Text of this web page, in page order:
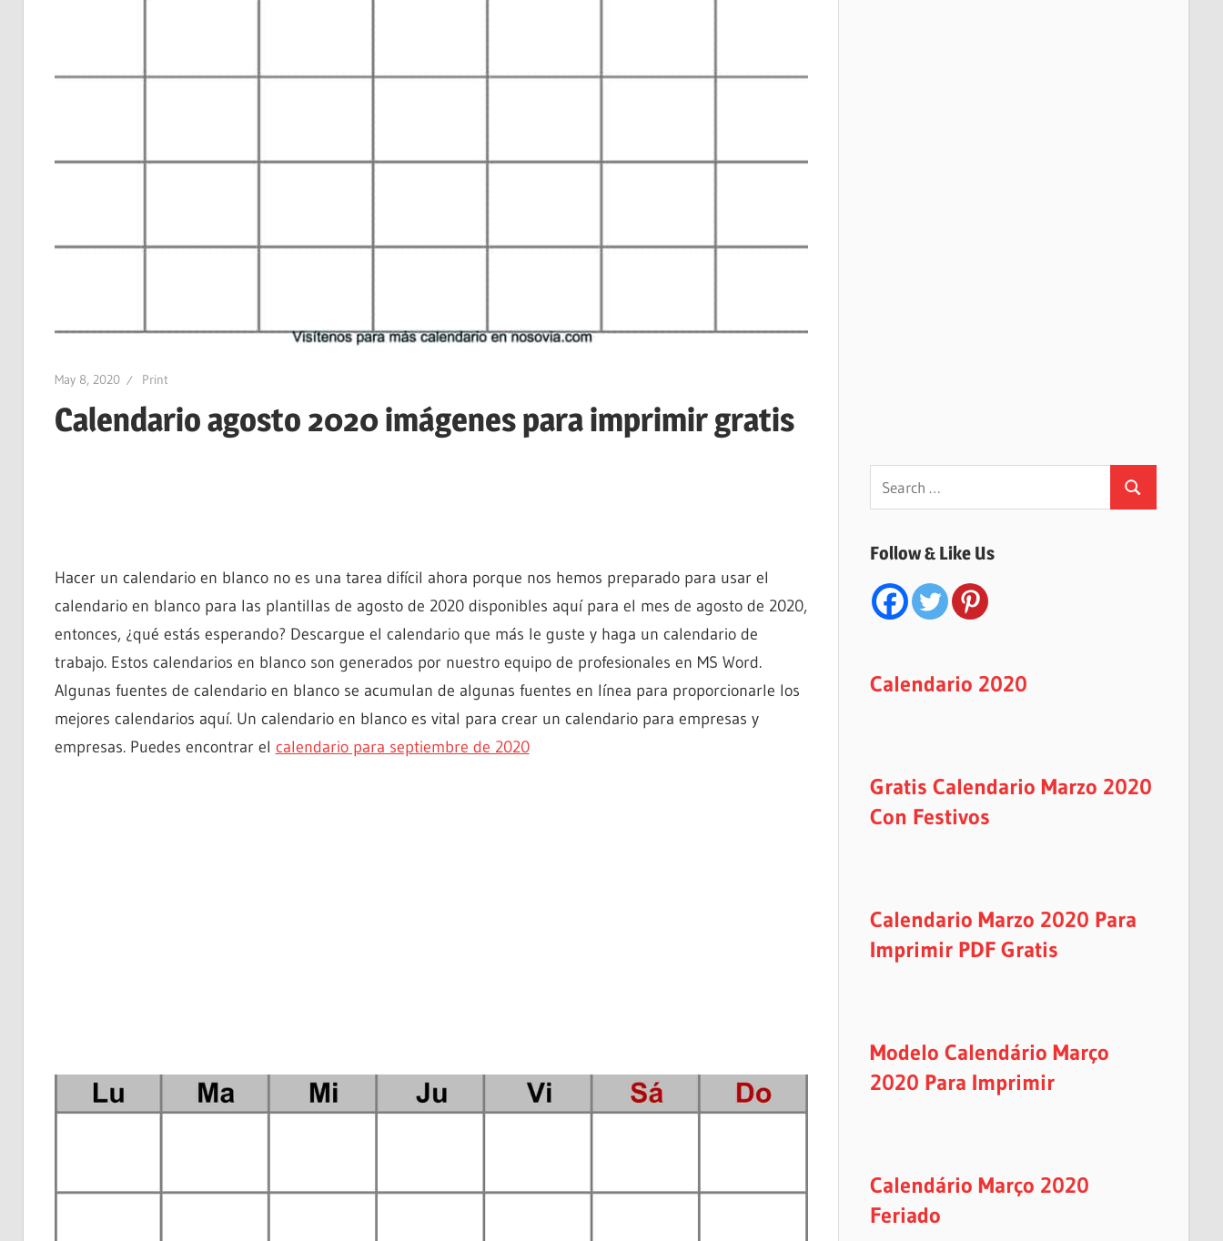
May 8, 2020 Print
Calendario agosto 2020 imágenes para imprimir gratis
Hacer un calendario en blanco no es una tarea difícil ahora porque nos hemos preparado para usar el
calendario en blanco para las plantillas de agosto de 2020 disponibles aquí para el mes de agosto de 2020,
entonces, ¿qué estás esperando? Descargue el calendario que más le guste y haga un calendario de
trabajo. Estos calendarios en blanco son generados por nuestro equipo de profesionales en MS Word.
Algunas fuentes de calendario en blanco se acumulan de algunas fuentes en línea para proporcionarle los
mejores calendarios aquí. Un calendario en blanco es vital para crear un calendario para empresas y
empresas. Puedes encontrar el calendario para septiembre de 2020
Search
for:
Search
Follow & Like Us
Calendario 2020
Gratis Calendario Marzo 2020
Con Festivos
Calendario Marzo 2020 Para
Imprimir PDF Gratis
Modelo Calendário Março
2020 Para Imprimir
Calendário Março 2020
Feriado